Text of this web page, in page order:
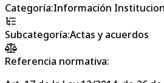
Categoría:Información
Subcategoría:Actas y acuerdos
Referencia normativa: